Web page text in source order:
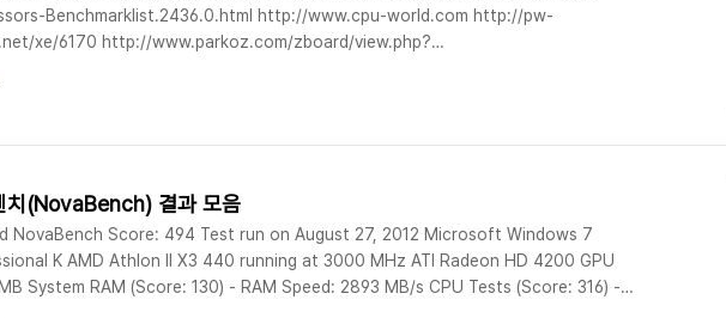
Benchmarklist.2436.0.html http://www.cpu-world.com http://pw-
xe/6170 http://www.parkoz.com/zboard/view.php?
joonggonara.cafe?
치(NovaBench) 결과 모음
NovaBench Score: 494 Test run on August 27, 2012 Microsoft Windows 7
K AMD Athlon II X3 440 running at 3000 MHz ATI Radeon HD 4200 GPU
System RAM (Score: 130) - RAM Speed: 2893 MB/s CPU Tests (Score: 316) -